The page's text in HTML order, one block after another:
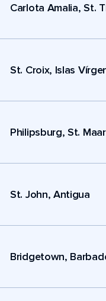
Carlota Amalia, St.
St. Croix, Islas
Philipsburg, St.
St. John, Antigua
Bridgetown,